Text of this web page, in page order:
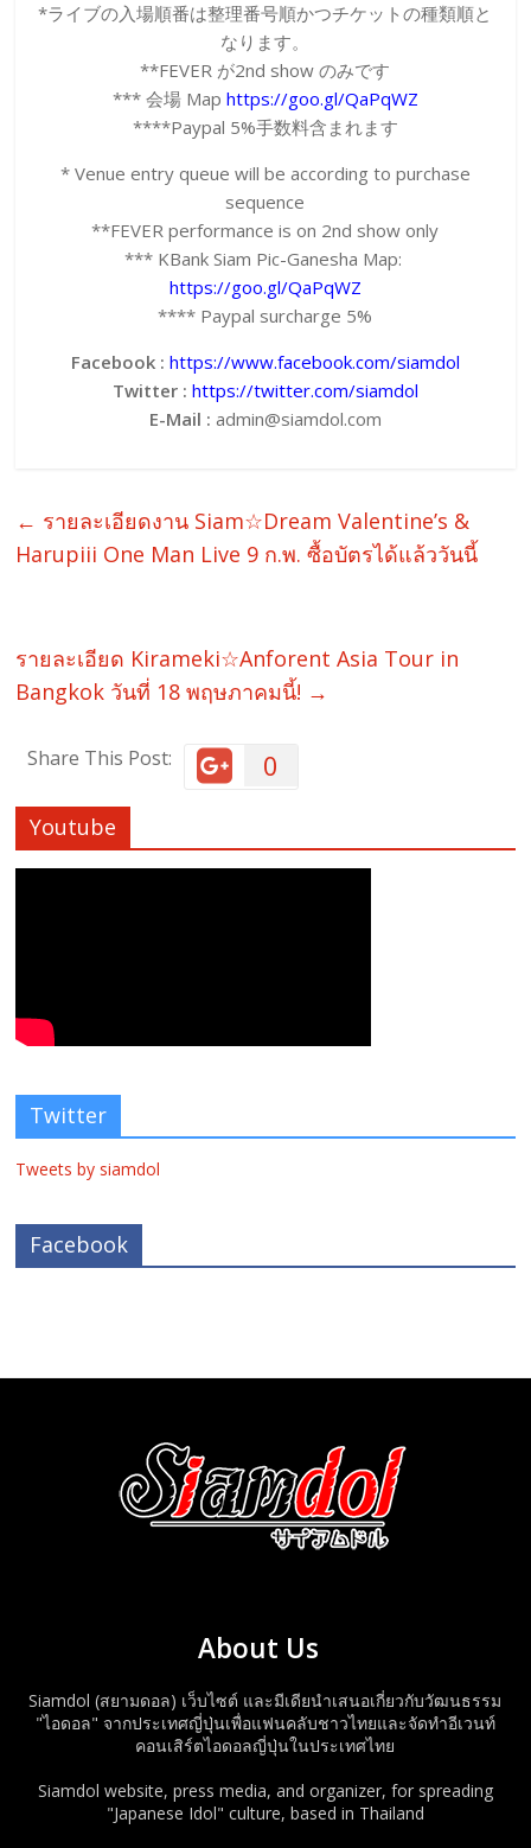
*ライブの入場順番は整理番号順かつチケットの種類順と
なります。
**FEVER が2nd show のみです
*** 会場 Map https://goo.gl/QaPqWZ
****Paypal 5%手数料含まれます
* Venue entry queue will be according to purchase
sequence
**FEVER performance is on 2nd show only
*** KBank Siam Pic-Ganesha Map:
https://goo.gl/QaPqWZ
**** Paypal surcharge 5%
Facebook : https://www.facebook.com/siamdol
Twitter : https://twitter.com/siamdol
E-Mail : admin@siamdol.com
← รายละเอียดงาน Siam☆Dream Valentine’s &
Harupiii One Man Live 9 ก.พ. ซื้อบัตรได้แล้ววันนี้
รายละเอียด Kirameki☆Anforent Asia Tour in
Bangkok วันที่ 18 พฤษภาคมนี้! →
Share This Post: 0
Youtube
Twitter
Tweets by siamdol
Facebook
About Us
Siamdol (สยามดอล) เว็บไซต์ และมีเดียนำเสนอเกี่ยวกับวัฒนธรรม
"ไอดอล" จากประเทศญี่ปุ่นเพื่อแฟนคลับชาวไทยและจัดทำอีเวนท์
คอนเสิร์ตไอดอลญี่ปุ่นในประเทศไทย
Siamdol website, press media, and organizer, for spreading
"Japanese Idol" culture, based in Thailand